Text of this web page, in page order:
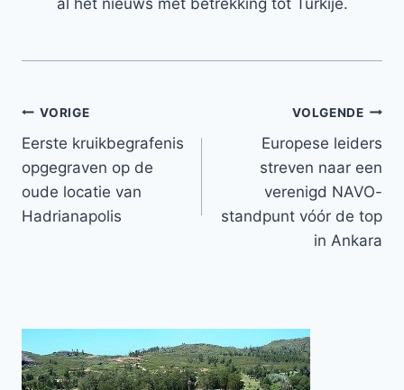
al het nieuws met betrekking tot Turkije.
Bericht
navigatie
VORIGE
Eerste kruikbegrafenis
opgegraven op de
oude locatie van
Hadrianapolis
VOLGENDE
Europese leiders
streven naar een
verenigd NAVO-
standpunt vóór de top
in Ankara